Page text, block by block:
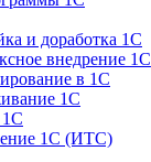
и доработка 1С
внедрение 1С
в 1С
1С
1С
1С (ИТС)